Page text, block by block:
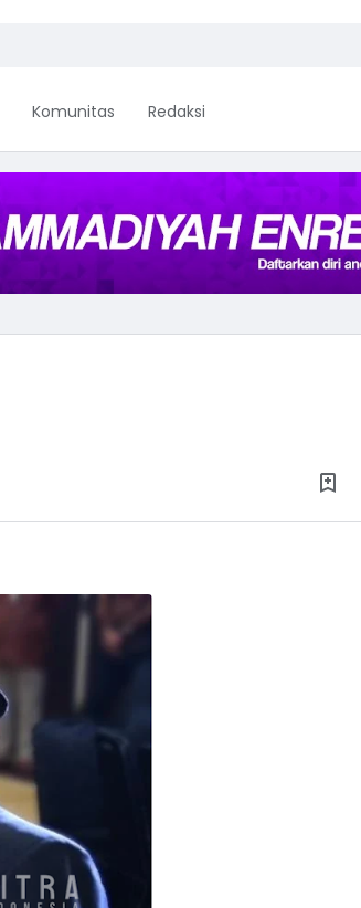
Komunitas Redaksi